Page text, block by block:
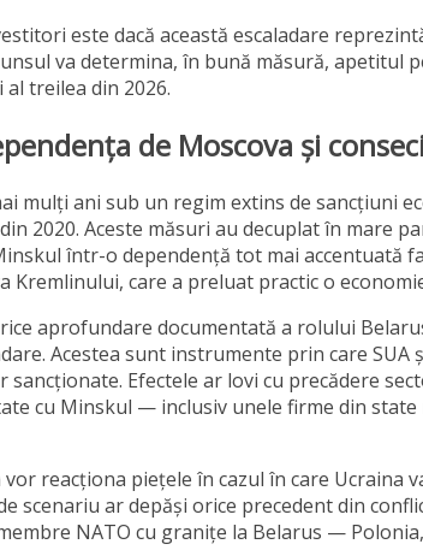
este dacă această escaladare
va determina, în bună măsură, apetitul
treilea din 2026.
de Moscova și
mulți ani sub un regim extins de sancțiuni
2020. Aceste măsuri au decuplat în mare
într-o dependență tot mai accentuată
Kremlinului, care a preluat practic o
aprofundare documentată a rolului
Acestea sunt instrumente prin care
sancționate. Efectele ar lovi cu precădere
cu Minskul — inclusiv unele firme din
vor reacționa piețele în cazul în care
scenariu ar depăși orice precedent din
NATO cu granițe la Belarus —